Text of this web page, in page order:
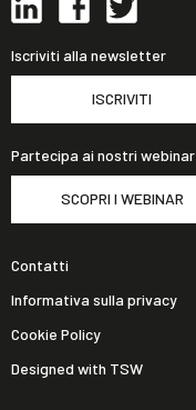
Iscriviti alla newsletter
ISCRIVITI
Partecipa ai nostri webinar
SCOPRI I WEBINAR
Contatti
Informativa sulla privacy
Cookie Policy
Designed with TSW